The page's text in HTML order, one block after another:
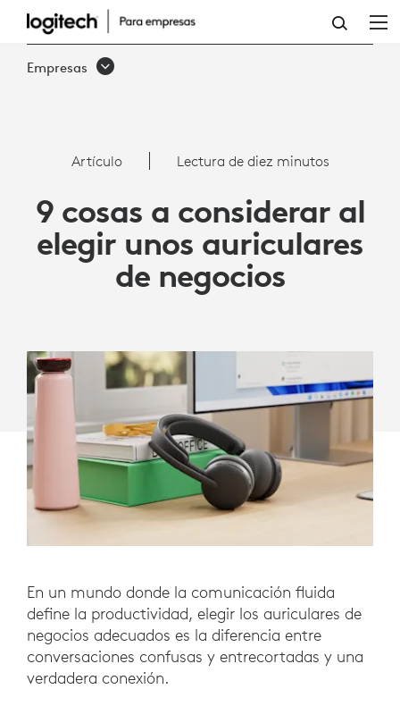
COSAS
ELEGIR
UNOS
AURICULARES
Empresas
Artículo Lectura de diez minutos
9 cosas a considerar al
elegir unos auriculares
de negocios
En un mundo donde la comunicación fluida
define la productividad, elegir los auriculares de
negocios adecuados es la diferencia entre
conversaciones confusas y entrecortadas y una
verdadera conexión.